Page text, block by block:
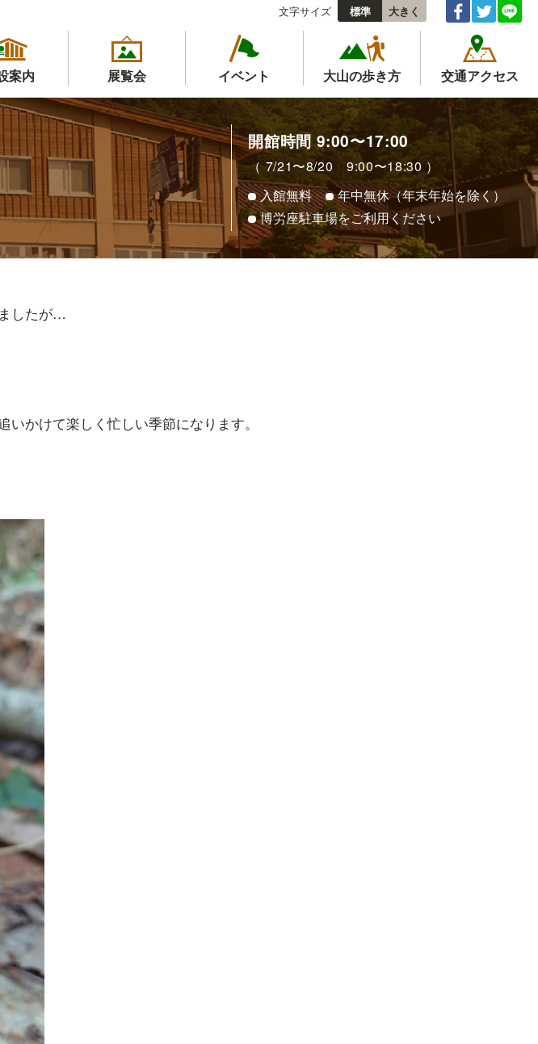
案内 展覧会 イベント 大山の歩き方 交通アクセス
文字サイズ 標準 大きく
開館時間 9:00〜17:00
（ 7/21〜8/20 9:00〜18:30 ）
入館無料
年中無休（年末年始を除く）
博労座駐車場をご利用ください
したが…
かけて楽しく忙しい季節になります。